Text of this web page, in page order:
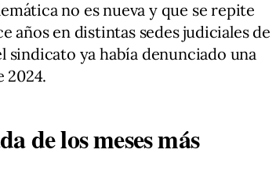
no es nueva y que se repite
años en distintas sedes judiciales de
sindicato ya había denunciado una
2024.
de los meses más